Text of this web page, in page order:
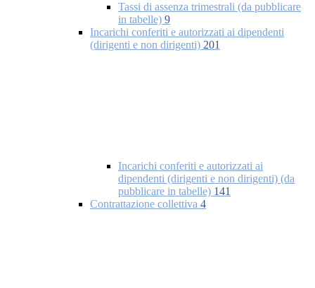
Tassi di assenza trimestrali (da pubblicare
in tabelle) 9
Incarichi conferiti e autorizzati ai dipendenti
(dirigenti e non dirigenti) 201
Incarichi conferiti e autorizzati ai
dipendenti (dirigenti e non dirigenti) (da
pubblicare in tabelle) 141
Contrattazione collettiva 4